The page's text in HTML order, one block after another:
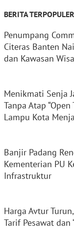
BERITA TERPOPULER
Penumpang
Citeras Banten
dan Kawasan
Menikmati Senja
Tanpa Atap “Open
Lampu Kota
Banjir Padang
Kementerian PU
Infrastruktur
Harga Avtur
Tarif Pesawat dan